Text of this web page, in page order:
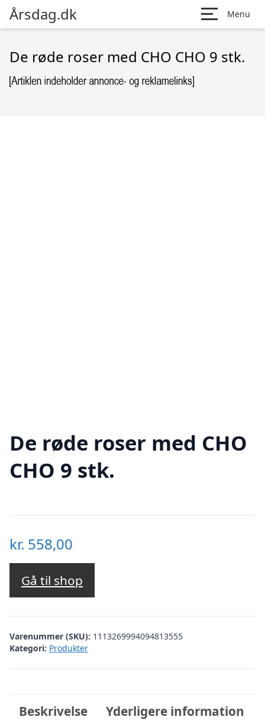
Årsdag.dk Menu
De røde roser med CHO CHO 9 stk.
De røde roser med CHO
CHO 9 stk.
kr. 558,00
Gå til shop
Varenummer (SKU): 1113269994094813555
Kategori: Produkter
Beskrivelse Yderligere information